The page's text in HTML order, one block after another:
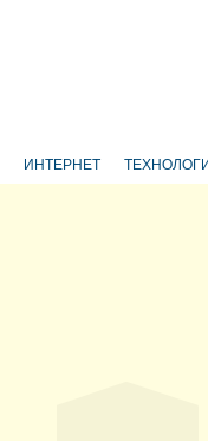
ИНТЕРНЕТ